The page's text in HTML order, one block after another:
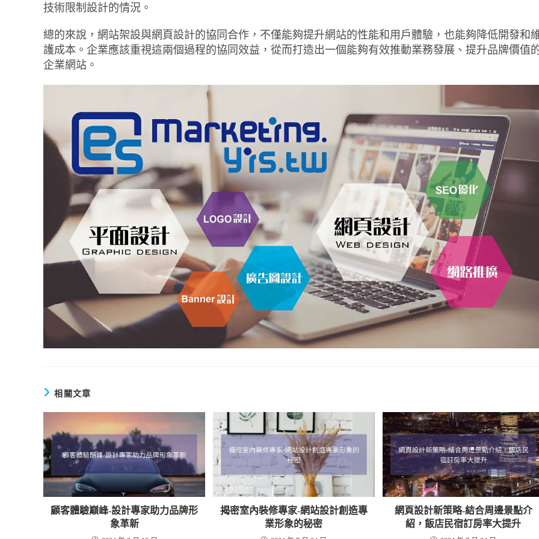
技術限制設計的情況。
總的來說，網站架設與網頁設計的協同合作，不僅能夠提升網站的性能和用戶體驗，也能夠降低開發和
護成本。企業應該重視這兩個過程的協同效益，從而打造出一個能夠有效推動業務發展、提升品牌價值
企業網站。
相關文章
顧客體驗巔峰-設計專家助力品牌形
象革新
揭密室內裝修專家-網站設計創造專
業形象的秘密
網頁設計新策略-結合周邊景點介
紹，飯店民宿訂房率大提升